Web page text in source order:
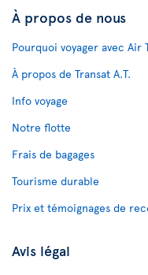
À propos de nous
Pourquoi voyager avec Air
À propos de Transat A.T.
Info voyage
Notre flotte
Frais de bagages
Tourisme durable
Prix et témoignages de
Avis légal